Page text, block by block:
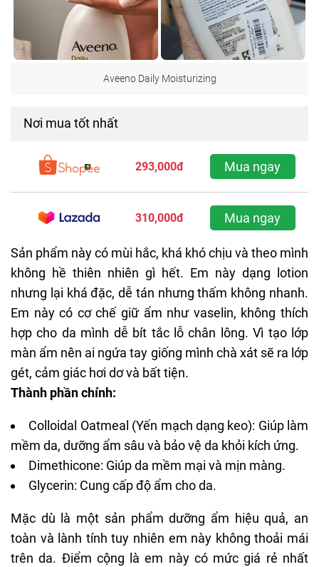
Aveeno Daily Moisturizing
Nơi mua tốt nhất
293,000đ Mua ngay
310,000đ Mua ngay
Sản phẩm này có mùi hắc, khá khó chịu và theo mình
không hề thiên nhiên gì hết. Em này dạng lotion
nhưng lại khá đặc, dễ tán nhưng thấm không nhanh.
Em này có cơ chế giữ ẩm như vaselin, không thích
hợp cho da mình dễ bít tắc lỗ chân lông. Vì tạo lớp
màn ẩm nên ai ngứa tay giống mình chà xát sẽ ra lớp
gét, cảm giác hơi dơ và bất tiện.
Thành phần chính:
Colloidal Oatmeal (Yến mạch dạng keo): Giúp làm
mềm da, dưỡng ẩm sâu và bảo vệ da khỏi kích ứng.
Dimethicone: Giúp da mềm mại và mịn màng.
Glycerin: Cung cấp độ ẩm cho da.
Mặc dù là một sản phẩm dưỡng ẩm hiệu quả, an
toàn và lành tính tuy nhiên em này không thoải mái
trên da. Điểm cộng là em này có mức giá rẻ nhất